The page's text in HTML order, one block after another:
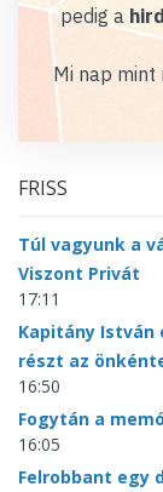
pedig a
Mi nap mint
FRISS
Túl vagyunk a
Viszont Privát
17:11
Kapitány
részt az
16:50
Fogytán a
16:05
Felrobbant egy